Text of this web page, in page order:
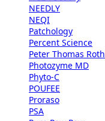
NEEDLY
NEQI
Patchology
Percent Science
Peter Thomas Roth
Photozyme MD
Phyto-C
POUFEE
Proraso
PSA